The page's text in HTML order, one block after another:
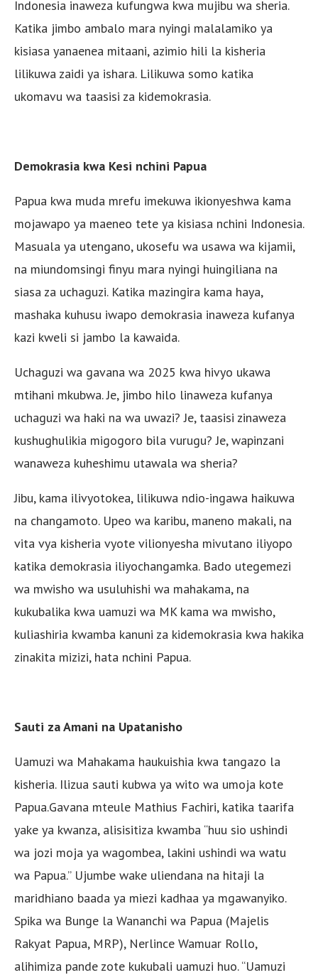
Indonesia inaweza kufungwa kwa mujibu wa sheria.
Katika jimbo ambalo mara nyingi malalamiko ya
kisiasa yanaenea mitaani, azimio hili la kisheria
lilikuwa zaidi ya ishara. Lilikuwa somo katika
ukomavu wa taasisi za kidemokrasia.
Demokrasia kwa Kesi nchini Papua
Papua kwa muda mrefu imekuwa ikionyeshwa kama
mojawapo ya maeneo tete ya kisiasa nchini Indonesia.
Masuala ya utengano, ukosefu wa usawa wa kijamii,
na miundomsingi finyu mara nyingi huingiliana na
siasa za uchaguzi. Katika mazingira kama haya,
mashaka kuhusu iwapo demokrasia inaweza kufanya
kazi kweli si jambo la kawaida.
Uchaguzi wa gavana wa 2025 kwa hivyo ukawa
mtihani mkubwa. Je, jimbo hilo linaweza kufanya
uchaguzi wa haki na wa uwazi? Je, taasisi zinaweza
kushughulikia migogoro bila vurugu? Je, wapinzani
wanaweza kuheshimu utawala wa sheria?
Jibu, kama ilivyotokea, lilikuwa ndio-ingawa haikuwa
na changamoto. Upeo wa karibu, maneno makali, na
vita vya kisheria vyote vilionyesha mivutano iliyopo
katika demokrasia iliyochangamka. Bado utegemezi
wa mwisho wa usuluhishi wa mahakama, na
kukubalika kwa uamuzi wa MK kama wa mwisho,
kuliashiria kwamba kanuni za kidemokrasia kwa hakika
zinakita mizizi, hata nchini Papua.
Sauti za Amani na Upatanisho
Uamuzi wa Mahakama haukuishia kwa tangazo la
kisheria. Ilizua sauti kubwa ya wito wa umoja kote
Papua.Gavana mteule Mathius Fachiri, katika taarifa
yake ya kwanza, alisisitiza kwamba “huu sio ushindi
wa jozi moja ya wagombea, lakini ushindi wa watu
wa Papua.” Ujumbe wake uliendana na hitaji la
maridhiano baada ya miezi kadhaa ya mgawanyiko.
Spika wa Bunge la Wananchi wa Papua (Majelis
Rakyat Papua, MRP), Nerlince Wamuar Rollo,
alihimiza pande zote kukubali uamuzi huo. “Uamuzi